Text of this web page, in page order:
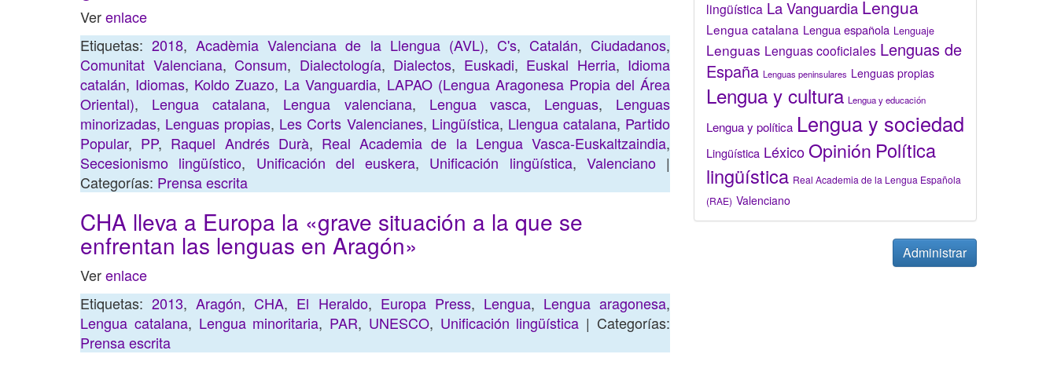
Verenlace
Etiquetas:2018,Acadèmia Valenciana de la Llengua (AVL), C's, Catalán,Ciudadanos,
Comunitat Valenciana, Consum, Dialectología, Dialectos, Euskadi, Euskal Herria, Idioma
catalán, Idiomas, Koldo Zuazo, La Vanguardia, LAPAO (Lengua Aragonesa Propia del Área
Oriental), Lengua catalana, Lengua valenciana, Lengua vasca, Lenguas, Lenguas
minorizadas, Lenguas propias, Les Corts Valencianes, Lingüística, Llengua catalana, Partido
Popular, PP, Raquel Andrés Durà, Real Academia de la Lengua Vasca-Euskaltzaindia,
Secesionismo lingüístico, Unificación del euskera, Unificación lingüística, Valenciano|
Categorías: Prensa escrita
CHA lleva a Europa la «grave situación a la que se
enfrentan las lenguas en Aragón»
Verenlace
Etiquetas:2013,Aragón,CHA, El Heraldo, Europa Press, Lengua, Lengua aragonesa,
Lengua catalana, Lengua minoritaria, PAR, UNESCO, Unificación lingüística | Categorías:
Prensa escrita
lingüística La Vanguardia Lengua
Lengua catalana Lengua española Lenguaje
Lenguas Lenguas cooficiales Lenguas de
España Lenguas peninsulares Lenguas propias
Lengua y cultura Lengua y educación
Lengua y política Lengua y sociedad
Lingüística LéxicoOpinión Política
lingüística Real Academia de la Lengua Española
(RAE) Valenciano
Administrar